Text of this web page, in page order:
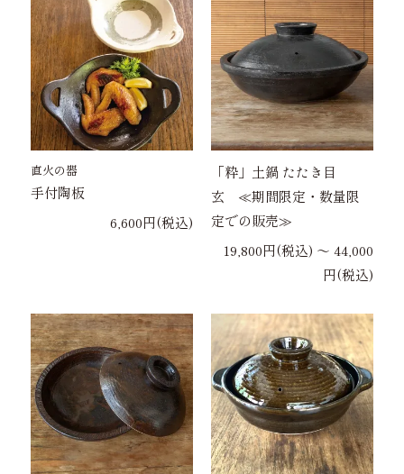
直火の器
手付陶板
6,600円(税込)
「粋」土鍋 たたき目
玄 ≪期間限定・数量限
定での販売≫
19,800円(税込) 〜 44,000
円(税込)